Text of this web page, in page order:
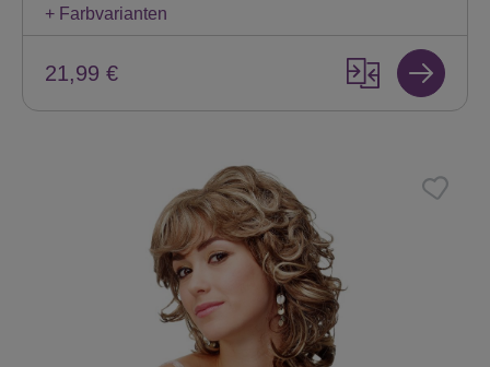
+ Farbvarianten
21,99 €